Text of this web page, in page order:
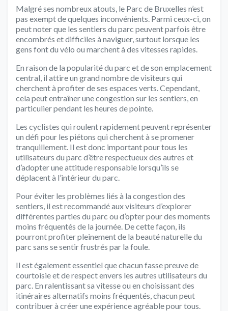
Malgré ses nombreux atouts, le Parc de Bruxelles n’est
pas exempt de quelques inconvénients. Parmi ceux-ci, on
peut noter que les sentiers du parc peuvent parfois être
encombrés et difficiles à naviguer, surtout lorsque les
gens font du vélo ou marchent à des vitesses rapides.
En raison de la popularité du parc et de son emplacement
central, il attire un grand nombre de visiteurs qui
cherchent à profiter de ses espaces verts. Cependant,
cela peut entraîner une congestion sur les sentiers, en
particulier pendant les heures de pointe.
Les cyclistes qui roulent rapidement peuvent représenter
un défi pour les piétons qui cherchent à se promener
tranquillement. Il est donc important pour tous les
utilisateurs du parc d’être respectueux des autres et
d’adopter une attitude responsable lorsqu’ils se
déplacent à l’intérieur du parc.
Pour éviter les problèmes liés à la congestion des
sentiers, il est recommandé aux visiteurs d’explorer
différentes parties du parc ou d’opter pour des moments
moins fréquentés de la journée. De cette façon, ils
pourront profiter pleinement de la beauté naturelle du
parc sans se sentir frustrés par la foule.
Il est également essentiel que chacun fasse preuve de
courtoisie et de respect envers les autres utilisateurs du
parc. En ralentissant sa vitesse ou en choisissant des
itinéraires alternatifs moins fréquentés, chacun peut
contribuer à créer une expérience agréable pour tous.